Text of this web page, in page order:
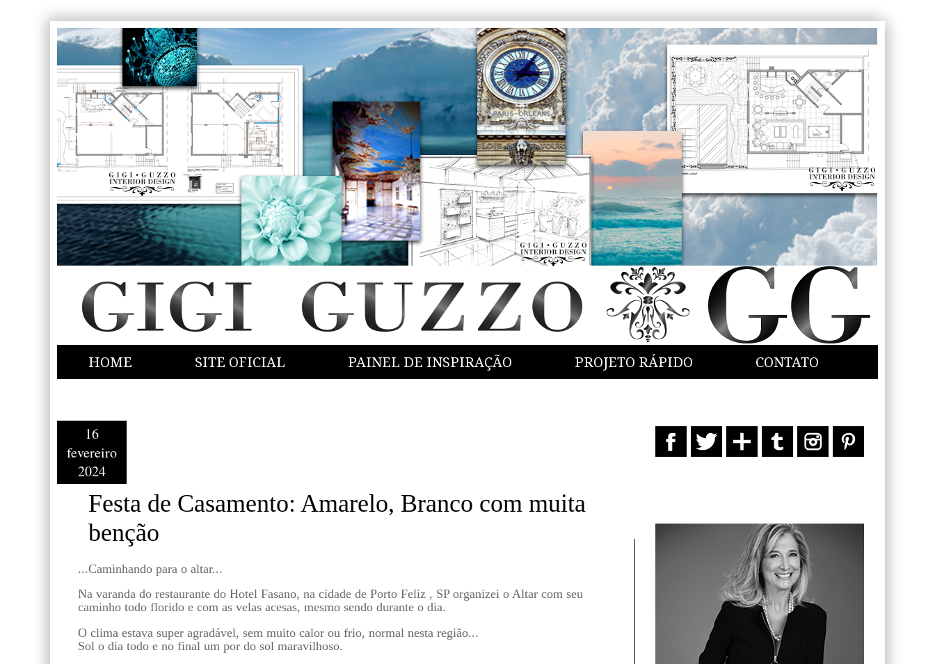
HOME SITE OFICIAL PAINEL DE INSPIRAÇÃO PROJETO RÁPIDO CONTATO
16
fevereiro
2024
Festa de Casamento: Amarelo, Branco com muita
benção
...Caminhando para o altar...
Na varanda do restaurante do Hotel Fasano, na cidade de Porto Feliz , SP organizei o Altar com seu
caminho todo florido e com as velas acesas, mesmo sendo durante o dia.
O clima estava super agradável, sem muito calor ou frio, normal nesta região...
Sol o dia todo e no final um por do sol maravilhoso.